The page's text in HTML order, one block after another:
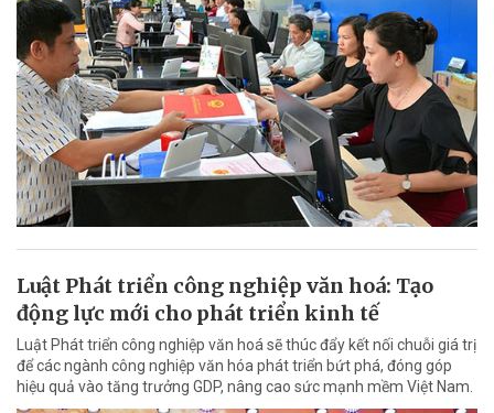
Luật Phát triển công nghiệp văn hoá: Tạo
động lực mới cho phát triển kinh tế
Luật Phát triển công nghiệp văn hoá sẽ thúc đẩy kết nối chuỗi giá trị
để các ngành công nghiệp văn hóa phát triển bứt phá, đóng góp
hiệu quả vào tăng trưởng GDP, nâng cao sức mạnh mềm Việt Nam.